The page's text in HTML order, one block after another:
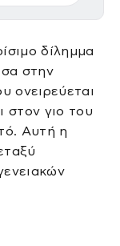
δίλημμα
στην
ονειρεύεται
στον γιο του
Αυτή η